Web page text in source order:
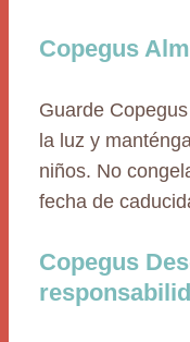
Copegus
Guarde
la luz y
niños. No
fecha de
Copegus